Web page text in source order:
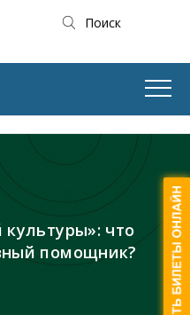
Поиск
что
помощник?